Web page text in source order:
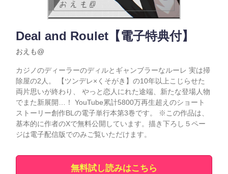
Deal and Roulet【電子特典付】
おえも@
カジノのディーラーのディルとギャンブラーなルーレ 実は掃
除屋の2人。 【ツンデレ×くそがき】の10年以上こじらせた
両片思いが終わり、 やっと恋人にれた途端、新たな登場人物
でまた新展開…！ YouTube累計5800万再生超えのショート
ストーリー創作BLの電子単行本第3巻です。 ※この作品は、
基本的に作者のXで無料公開しています。描き下ろし５ペー
ジは電子配信版でのみご覧いただけます。
無料試し読みはこちら